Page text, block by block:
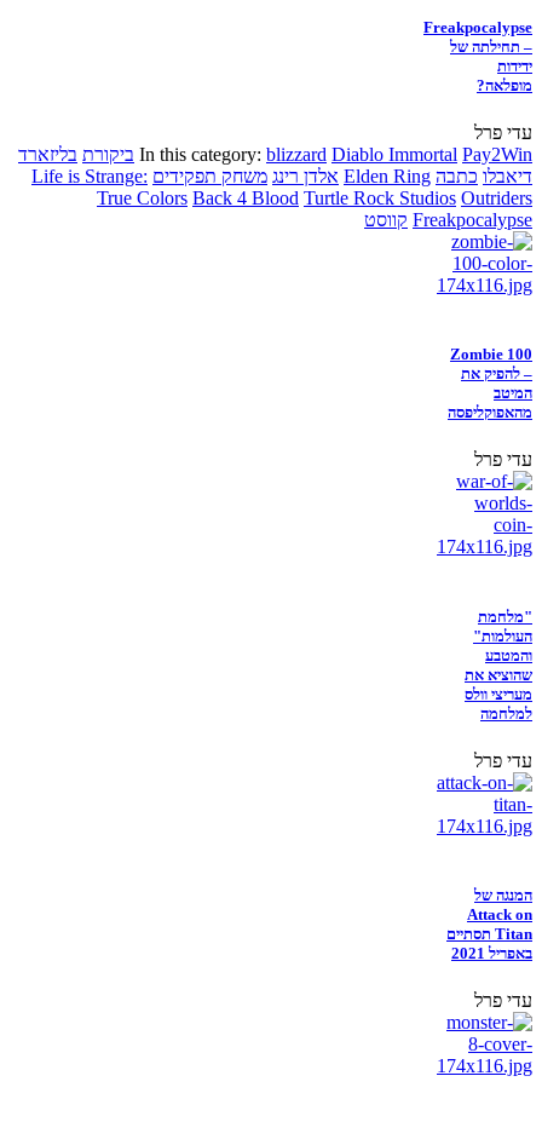
Freakpocalypse
– תחילתה של
ידידות
מופלאה?
עדי פרל
In this category: blizzard Diablo Immortal Pay2Win ביקורת בליזארד
דיאבלו כתבה Elden Ring אלדן רינג משחק תפקידים Life is Strange:
True Colors Back 4 Blood Turtle Rock Studios Outriders
Freakpocalypse קווסט
Zombie 100
– להפיק את
המיטב
מהאפוקליפסה
עדי פרל
"מלחמת
העולמות"
והמטבע
שהוציא את
מעריצי וולס
למלחמה
עדי פרל
המנגה של
Attack on
Titan תסתיים
באפריל 2021
עדי פרל